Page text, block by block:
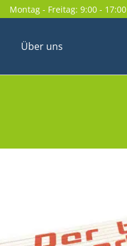
Montag - Freitag: 9:00 - 17:00
Über uns